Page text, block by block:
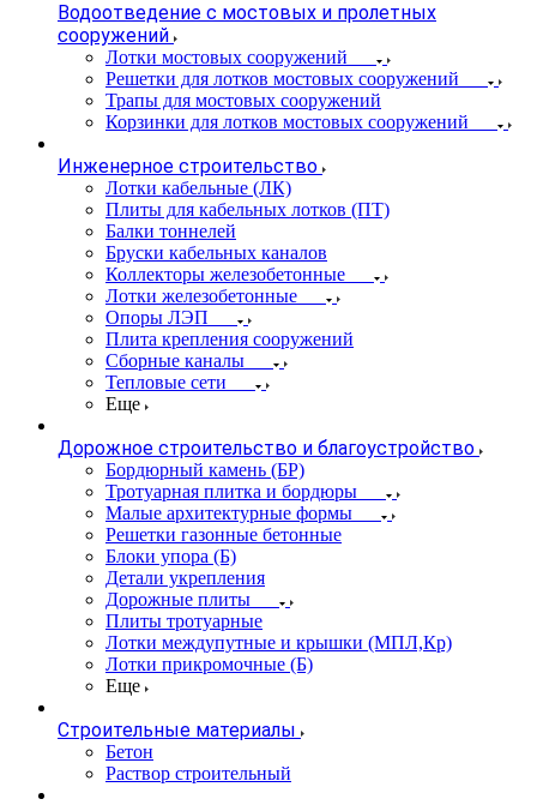
Водоотведение с мостовых и пролетных
сооружений
Лотки мостовых сооружений
Решетки для лотков мостовых сооружений
Трапы для мостовых сооружений
Корзинки для лотков мостовых сооружений
Инженерное строительство
Лотки кабельные (ЛК)
Плиты для кабельных лотков (ПТ)
Балки тоннелей
Бруски кабельных каналов
Коллекторы железобетонные
Лотки железобетонные
Опоры ЛЭП
Плита крепления сооружений
Сборные каналы
Тепловые сети
Еще
Дорожное строительство и благоустройство
Бордюрный камень (БР)
Тротуарная плитка и бордюры
Малые архитектурные формы
Решетки газонные бетонные
Блоки упора (Б)
Детали укрепления
Дорожные плиты
Плиты тротуарные
Лотки междупутные и крышки (МПЛ,Кр)
Лотки прикромочные (Б)
Еще
Строительные материалы
Бетон
Раствор строительный